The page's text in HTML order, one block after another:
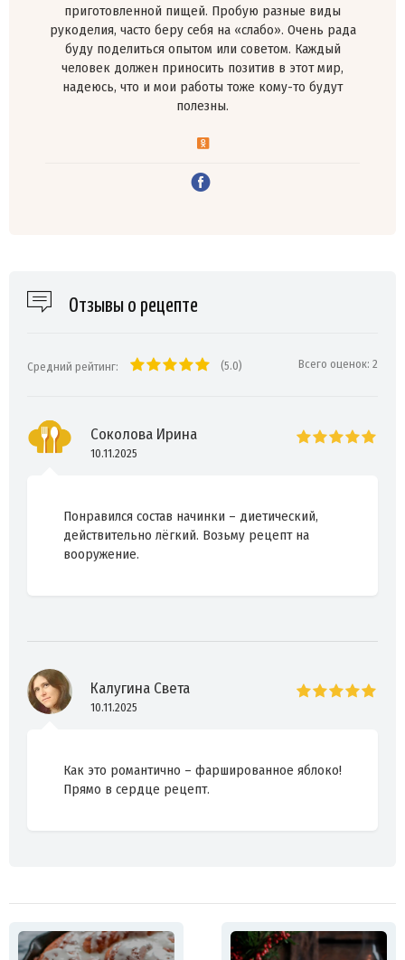
приготовленной пищей. Пробую разные виды
рукоделия, часто беру себя на «слабо». Очень рада
буду поделиться опытом или советом. Каждый
человек должен приносить позитив в этот мир,
надеюсь, что и мои работы тоже кому-то будут
полезны.
Отзывы о рецепте
Средний рейтинг: (5.0) Всего оценок: 2
Соколова Ирина
10.11.2025
Понравился состав начинки – диетический,
действительно лёгкий. Возьму рецепт на
вооружение.
Калугина Света
10.11.2025
Как это романтично – фаршированное яблоко!
Прямо в сердце рецепт.